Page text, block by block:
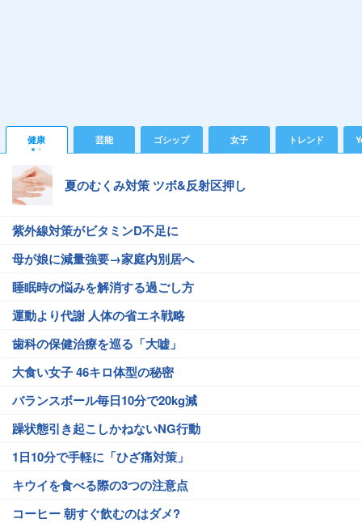
健康 芸能 ゴシップ 女子 トレンド
夏のむくみ対策 ツボ&反射区押し
紫外線対策がビタミンD不足に
母が娘に減量強要→家庭内別居へ
睡眠時の悩みを解消する過ごし方
運動より代謝 人体の省エネ戦略
歯科の保健治療を巡る「大嘘」
大食い女子 46キロ体型の秘密
バランスボール毎日10分で20kg減
躁状態引き起こしかねないNG行動
1日10分で手軽に「ひざ痛対策」
キウイを食べる際の3つの注意点
コーヒー 朝すぐ飲むのはダメ?